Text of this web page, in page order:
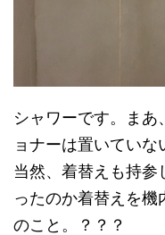
シャワーです。ま
ョナーは置いていな
当然、着替えも持参
ったのか着替えを機
のこと。？？？